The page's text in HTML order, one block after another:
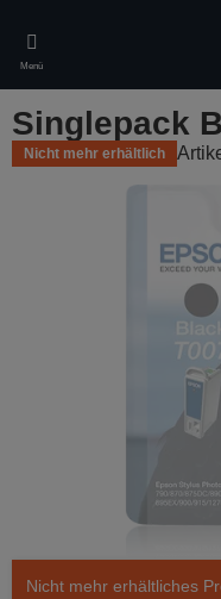
main
content
Menü
Singlepack
Nicht mehr erhältlich
Nicht mehr erhältliches